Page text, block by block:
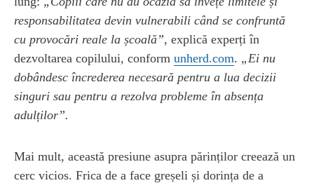
responsabilitatea devin vulnerabili când se confruntă
cu provocări reale la școală”, explică experți în
dezvoltarea copilului, conform unherd.com. „Ei nu
dobândesc încrederea necesară pentru a lua decizii
singuri sau pentru a rezolva probleme în absența
adulților”.
Mai mult, această presiune asupra părinților creează un
cerc vicios. Frica de a face greșeli și dorința de a